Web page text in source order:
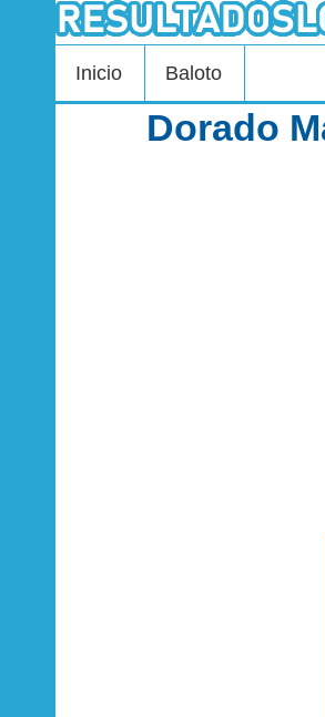
Inicio Baloto
Dorado